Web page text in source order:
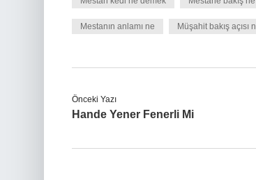
Mestanın anlamı ne Müşahit bakış açısı
Önceki Yazı
Hande Yener Fenerli Mi